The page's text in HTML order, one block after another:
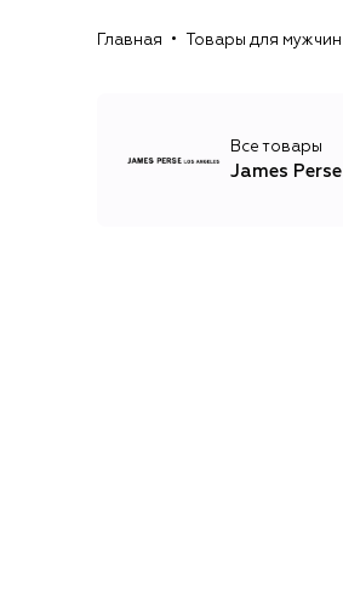
Главная Товары для мужчин
Все товары
James Perse